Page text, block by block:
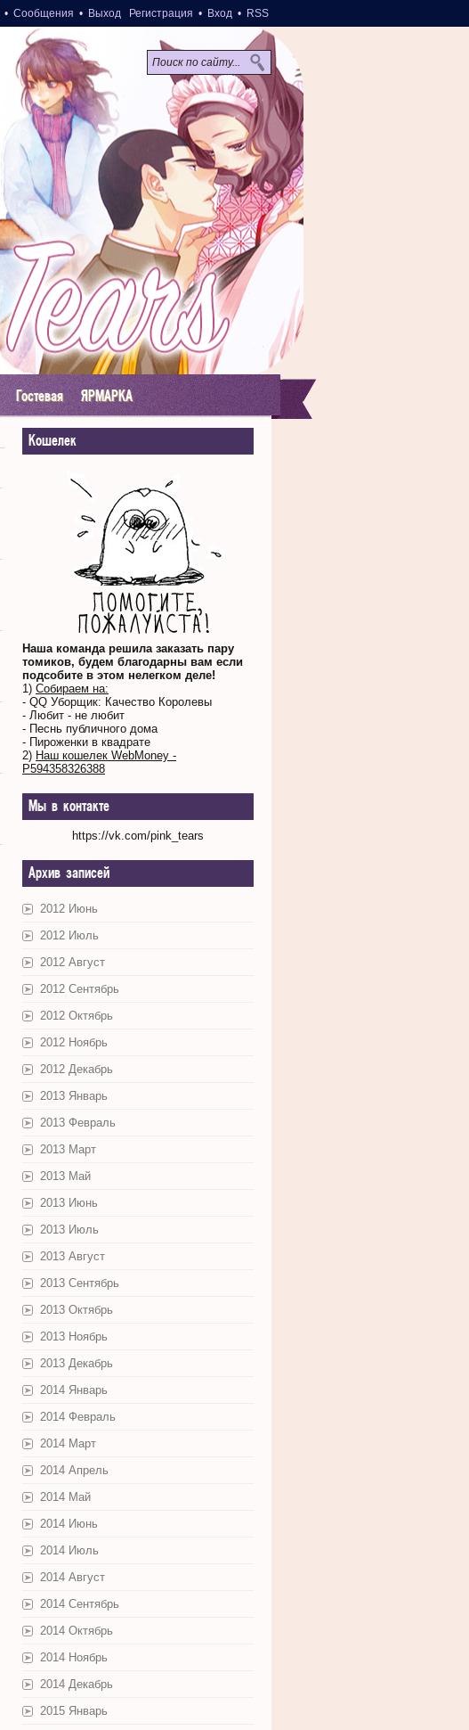
• Сообщения • Выход Регистрация • Вход • RSS
Гостевая ЯРМАРКА
Кошелек
Наша команда решила заказать пару
томиков, будем благодарны вам если
подсобите в этом нелегком деле!
1) Собираем на:
- QQ Уборщик: Качество Королевы
- Любит - не любит
- Песнь публичного дома
- Пироженки в квадрате
2) Наш кошелек WebMoney -
Р594358326388
Мы в контакте
https://vk.com/pink_tears
Архив записей
2012 Июнь
2012 Июль
2012 Август
2012 Сентябрь
2012 Октябрь
2012 Ноябрь
2012 Декабрь
2013 Январь
2013 Февраль
2013 Март
2013 Май
2013 Июнь
2013 Июль
2013 Август
2013 Сентябрь
2013 Октябрь
2013 Ноябрь
2013 Декабрь
2014 Январь
2014 Февраль
2014 Март
2014 Апрель
2014 Май
2014 Июнь
2014 Июль
2014 Август
2014 Сентябрь
2014 Октябрь
2014 Ноябрь
2014 Декабрь
2015 Январь